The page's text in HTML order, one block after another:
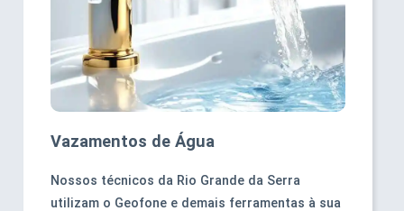
Vazamentos de Água
Nossos técnicos da Rio Grande da Serra
utilizam o Geofone e demais ferramentas à sua